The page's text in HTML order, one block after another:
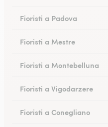
Fioristi a Padova
Fioristi a Mestre
Fioristi a Montebelluna
Fioristi a Vigodarzere
Fioristi a Conegliano